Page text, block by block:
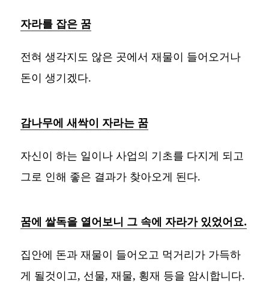
자라를 잡은 꿈
전혀 생각지도 않은 곳에서 재물이 들어오거나
돈이 생기겠다.
감나무에 새싹이 자라는 꿈
자신이 하는 일이나 사업의 기초를 다지게 되고
그로 인해 좋은 결과가 찾아오게 된다.
꿈에 쌀독을 열어보니 그 속에 자라가 있었어요.
집안에 돈과 재물이 들어오고 먹거리가 가득하
게 될것이고, 선물, 재물, 횡재 등을 암시합니다.